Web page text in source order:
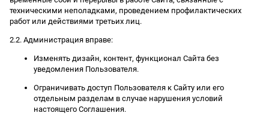
техническими неполадками, проведением профилактических
работ или действиями третьих лиц.
2.2. Администрация вправе:
Изменять дизайн, контент, функционал Сайта без
уведомления Пользователя.
Ограничивать доступ Пользователя к Сайту или его
отдельным разделам в случае нарушения условий
настоящего Соглашения.